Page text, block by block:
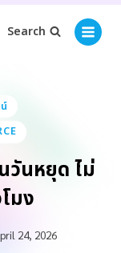
Search
วันหยุด ไม่
มง
24, 2026